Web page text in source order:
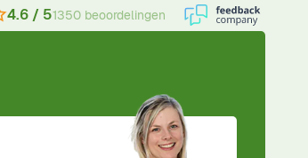
4.6 / 51350 beoordelingen